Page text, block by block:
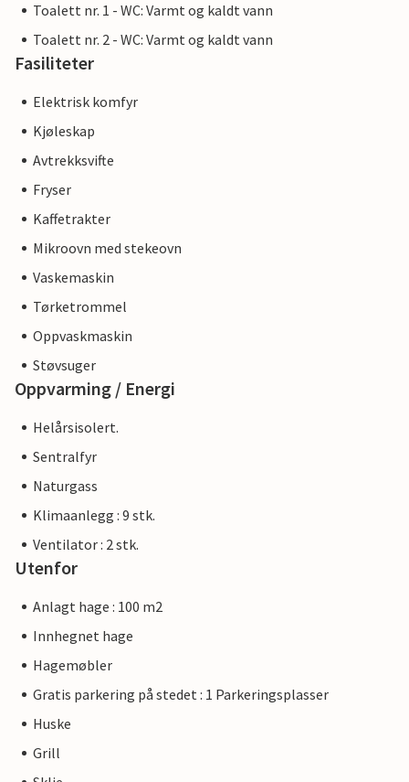
Toalett nr. 1 - WC: Varmt og kaldt vann
Toalett nr. 2 - WC: Varmt og kaldt vann
Fasiliteter
Elektrisk komfyr
Kjøleskap
Avtrekksvifte
Fryser
Kaffetrakter
Mikroovn med stekeovn
Vaskemaskin
Tørketrommel
Oppvaskmaskin
Støvsuger
Oppvarming / Energi
Helårsisolert.
Sentralfyr
Naturgass
Klimaanlegg : 9 stk.
Ventilator : 2 stk.
Utenfor
Anlagt hage : 100 m2
Innhegnet hage
Hagemøbler
Gratis parkering på stedet : 1 Parkeringsplasser
Huske
Grill